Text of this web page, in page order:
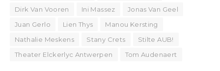
Dirk Van Vooren
Ini Massez
Jonas Van Geel
Juan Gerlo
Lien Thys
Manou Kersting
Nathalie Meskens
Stany Crets
Stilte AUB!
Theater Elckerlyc Antwerpen
Tom Audenaert